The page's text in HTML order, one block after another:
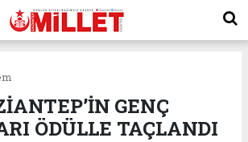
GENÇ
ÖDÜLLE TAÇLANDI